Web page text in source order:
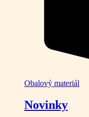
Obalový materiál
Novinky